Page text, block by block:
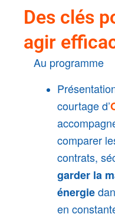
Des clés
agir
Au programme
courtage d’
comparer
contrats,
garder la
énergie
en